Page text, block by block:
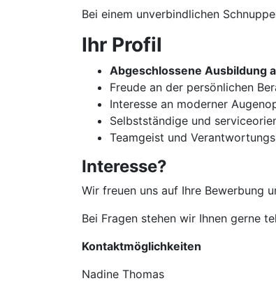
Bei einem unverbindlichen
Ihr Profil
Abgeschlossene Ausbildung
Freude an der persönlichen
Interesse an moderner
Selbstständige und
Teamgeist und
Interesse?
Wir freuen uns auf Ihre Bewerbung
Bei Fragen stehen wir Ihnen gerne
Kontaktmöglichkeiten
Nadine Thomas